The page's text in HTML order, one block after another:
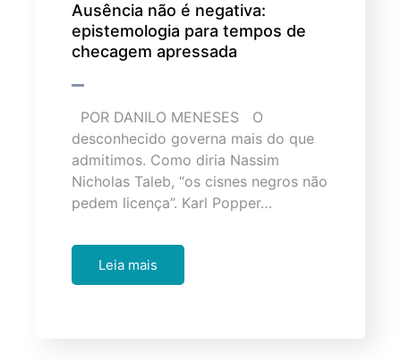
Ausência não é negativa:
epistemologia para tempos de
checagem apressada
POR DANILO MENESES O
desconhecido governa mais do que
admitimos. Como diria Nassim
Nicholas Taleb, “os cisnes negros não
pedem licença”. Karl Popper…
Leia mais